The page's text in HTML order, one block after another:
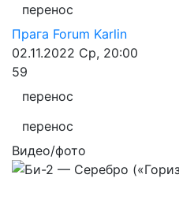
перенос
Прага Forum Karlin
02.11.2022 Ср, 20:00
59
перенос
перенос
Видео/фото